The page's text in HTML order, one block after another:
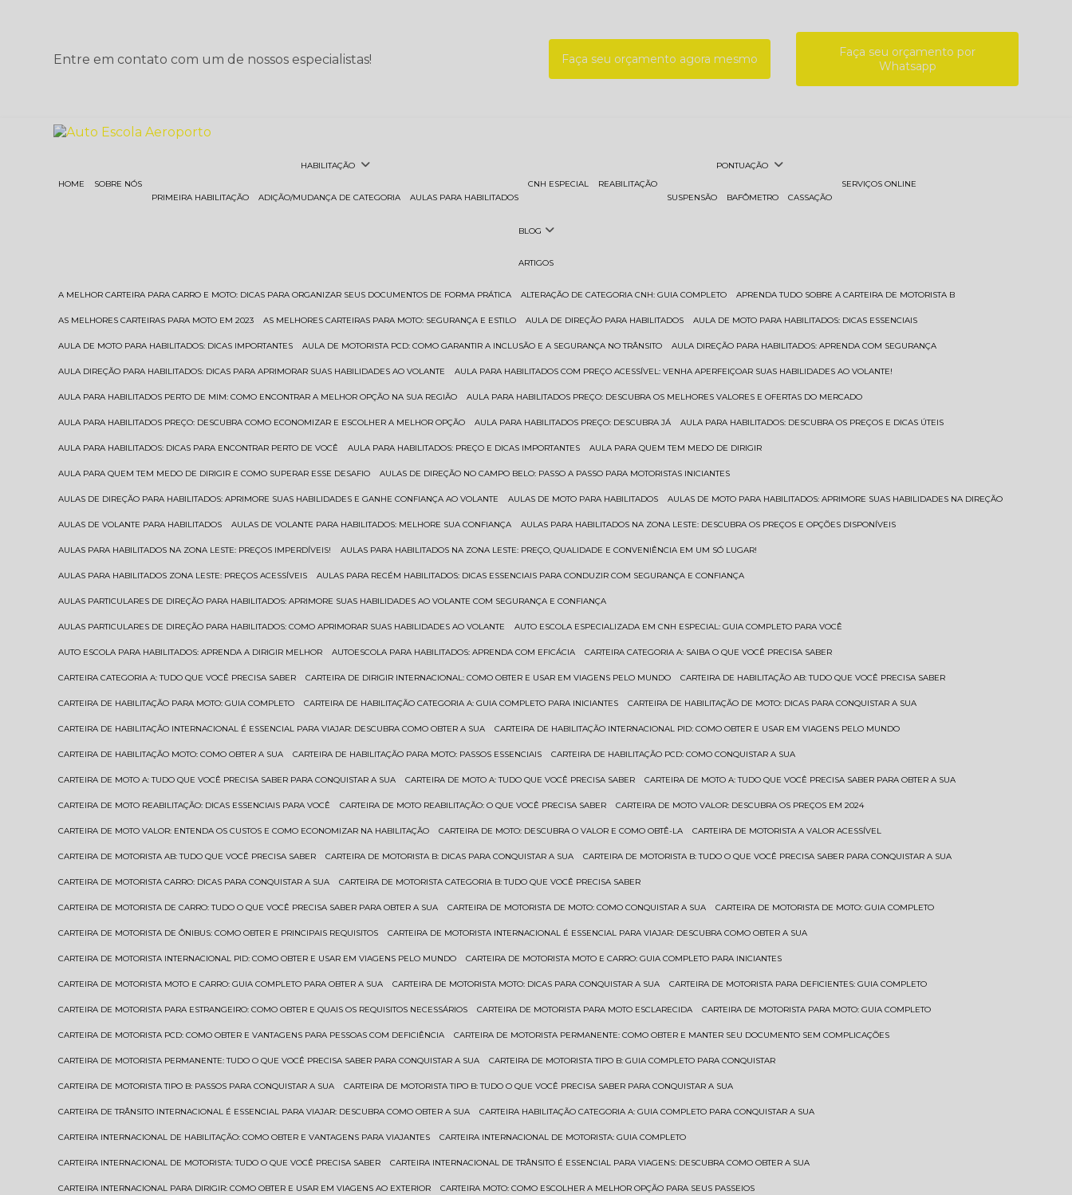
Entre em contato com um de nossos especialistas! Faça seu orçamento agora mesmo
Faça seu orçamento por
Whatsapp
HOME SOBRE NÓS
HABILITAÇÃO
PRIMEIRA HABILITAÇÃO ADIÇÃO/MUDANÇA DE CATEGORIA AULAS PARA HABILITADOS
CNH ESPECIAL REABILITAÇÃO
PONTUAÇÃO
SUSPENSÃO BAFÔMETRO CASSAÇÃO
SERVIÇOS ONLINE
BLOG
ARTIGOS
A MELHOR CARTEIRA PARA CARRO E MOTO: DICAS PARA ORGANIZAR SEUS DOCUMENTOS DE FORMA PRÁTICA ALTERAÇÃO DE CATEGORIA CNH: GUIA COMPLETO APRENDA TUDO SOBRE A CARTEIRA DE MOTORISTA B
AS MELHORES CARTEIRAS PARA MOTO EM 2023 AS MELHORES CARTEIRAS PARA MOTO: SEGURANÇA E ESTILO AULA DE DIREÇÃO PARA HABILITADOS AULA DE MOTO PARA HABILITADOS: DICAS ESSENCIAIS
AULA DE MOTO PARA HABILITADOS: DICAS IMPORTANTES AULA DE MOTORISTA PCD: COMO GARANTIR A INCLUSÃO E A SEGURANÇA NO TRÂNSITO AULA DIREÇÃO PARA HABILITADOS: APRENDA COM SEGURANÇA
AULA DIREÇÃO PARA HABILITADOS: DICAS PARA APRIMORAR SUAS HABILIDADES AO VOLANTE AULA PARA HABILITADOS COM PREÇO ACESSÍVEL: VENHA APERFEIÇOAR SUAS HABILIDADES AO VOLANTE!
AULA PARA HABILITADOS PERTO DE MIM: COMO ENCONTRAR A MELHOR OPÇÃO NA SUA REGIÃO AULA PARA HABILITADOS PREÇO: DESCUBRA OS MELHORES VALORES E OFERTAS DO MERCADO
AULA PARA HABILITADOS PREÇO: DESCUBRA COMO ECONOMIZAR E ESCOLHER A MELHOR OPÇÃO AULA PARA HABILITADOS PREÇO: DESCUBRA JÁ AULA PARA HABILITADOS: DESCUBRA OS PREÇOS E DICAS ÚTEIS
AULA PARA HABILITADOS: DICAS PARA ENCONTRAR PERTO DE VOCÊ AULA PARA HABILITADOS: PREÇO E DICAS IMPORTANTES AULA PARA QUEM TEM MEDO DE DIRIGIR
AULA PARA QUEM TEM MEDO DE DIRIGIR E COMO SUPERAR ESSE DESAFIO AULAS DE DIREÇÃO NO CAMPO BELO: PASSO A PASSO PARA MOTORISTAS INICIANTES
AULAS DE DIREÇÃO PARA HABILITADOS: APRIMORE SUAS HABILIDADES E GANHE CONFIANÇA AO VOLANTE AULAS DE MOTO PARA HABILITADOS AULAS DE MOTO PARA HABILITADOS: APRIMORE SUAS HABILIDADES NA DIREÇÃO
AULAS DE VOLANTE PARA HABILITADOS AULAS DE VOLANTE PARA HABILITADOS: MELHORE SUA CONFIANÇA AULAS PARA HABILITADOS NA ZONA LESTE: DESCUBRA OS PREÇOS E OPÇÕES DISPONÍVEIS
AULAS PARA HABILITADOS NA ZONA LESTE: PREÇOS IMPERDÍVEIS! AULAS PARA HABILITADOS NA ZONA LESTE: PREÇO, QUALIDADE E CONVENIÊNCIA EM UM SÓ LUGAR!
AULAS PARA HABILITADOS ZONA LESTE: PREÇOS ACESSÍVEIS AULAS PARA RECÉM HABILITADOS: DICAS ESSENCIAIS PARA CONDUZIR COM SEGURANÇA E CONFIANÇA
AULAS PARTICULARES DE DIREÇÃO PARA HABILITADOS: APRIMORE SUAS HABILIDADES AO VOLANTE COM SEGURANÇA E CONFIANÇA
AULAS PARTICULARES DE DIREÇÃO PARA HABILITADOS: COMO APRIMORAR SUAS HABILIDADES AO VOLANTE AUTO ESCOLA ESPECIALIZADA EM CNH ESPECIAL: GUIA COMPLETO PARA VOCÊ
AUTO ESCOLA PARA HABILITADOS: APRENDA A DIRIGIR MELHOR AUTOESCOLA PARA HABILITADOS: APRENDA COM EFICÁCIA CARTEIRA CATEGORIA A: SAIBA O QUE VOCÊ PRECISA SABER
CARTEIRA CATEGORIA A: TUDO QUE VOCÊ PRECISA SABER CARTEIRA DE DIRIGIR INTERNACIONAL: COMO OBTER E USAR EM VIAGENS PELO MUNDO CARTEIRA DE HABILITAÇÃO AB: TUDO QUE VOCÊ PRECISA SABER
CARTEIRA DE HABILITAÇÃO PARA MOTO: GUIA COMPLETO CARTEIRA DE HABILITAÇÃO CATEGORIA A: GUIA COMPLETO PARA INICIANTES CARTEIRA DE HABILITAÇÃO DE MOTO: DICAS PARA CONQUISTAR A SUA
CARTEIRA DE HABILITAÇÃO INTERNACIONAL É ESSENCIAL PARA VIAJAR: DESCUBRA COMO OBTER A SUA CARTEIRA DE HABILITAÇÃO INTERNACIONAL PID: COMO OBTER E USAR EM VIAGENS PELO MUNDO
CARTEIRA DE HABILITAÇÃO MOTO: COMO OBTER A SUA CARTEIRA DE HABILITAÇÃO PARA MOTO: PASSOS ESSENCIAIS CARTEIRA DE HABILITAÇÃO PCD: COMO CONQUISTAR A SUA
CARTEIRA DE MOTO A: TUDO QUE VOCÊ PRECISA SABER PARA CONQUISTAR A SUA CARTEIRA DE MOTO A: TUDO QUE VOCÊ PRECISA SABER CARTEIRA DE MOTO A: TUDO QUE VOCÊ PRECISA SABER PARA OBTER A SUA
CARTEIRA DE MOTO REABILITAÇÃO: DICAS ESSENCIAIS PARA VOCÊ CARTEIRA DE MOTO REABILITAÇÃO: O QUE VOCÊ PRECISA SABER CARTEIRA DE MOTO VALOR: DESCUBRA OS PREÇOS EM 2024
CARTEIRA DE MOTO VALOR: ENTENDA OS CUSTOS E COMO ECONOMIZAR NA HABILITAÇÃO CARTEIRA DE MOTO: DESCUBRA O VALOR E COMO OBTÊ-LA CARTEIRA DE MOTORISTA A VALOR ACESSÍVEL
CARTEIRA DE MOTORISTA AB: TUDO QUE VOCÊ PRECISA SABER CARTEIRA DE MOTORISTA B: DICAS PARA CONQUISTAR A SUA CARTEIRA DE MOTORISTA B: TUDO O QUE VOCÊ PRECISA SABER PARA CONQUISTAR A SUA
CARTEIRA DE MOTORISTA CARRO: DICAS PARA CONQUISTAR A SUA CARTEIRA DE MOTORISTA CATEGORIA B: TUDO QUE VOCÊ PRECISA SABER
CARTEIRA DE MOTORISTA DE CARRO: TUDO O QUE VOCÊ PRECISA SABER PARA OBTER A SUA CARTEIRA DE MOTORISTA DE MOTO: COMO CONQUISTAR A SUA CARTEIRA DE MOTORISTA DE MOTO: GUIA COMPLETO
CARTEIRA DE MOTORISTA DE ÔNIBUS: COMO OBTER E PRINCIPAIS REQUISITOS CARTEIRA DE MOTORISTA INTERNACIONAL É ESSENCIAL PARA VIAJAR: DESCUBRA COMO OBTER A SUA
CARTEIRA DE MOTORISTA INTERNACIONAL PID: COMO OBTER E USAR EM VIAGENS PELO MUNDO CARTEIRA DE MOTORISTA MOTO E CARRO: GUIA COMPLETO PARA INICIANTES
CARTEIRA DE MOTORISTA MOTO E CARRO: GUIA COMPLETO PARA OBTER A SUA CARTEIRA DE MOTORISTA MOTO: DICAS PARA CONQUISTAR A SUA CARTEIRA DE MOTORISTA PARA DEFICIENTES: GUIA COMPLETO
CARTEIRA DE MOTORISTA PARA ESTRANGEIRO: COMO OBTER E QUAIS OS REQUISITOS NECESSÁRIOS CARTEIRA DE MOTORISTA PARA MOTO ESCLARECIDA CARTEIRA DE MOTORISTA PARA MOTO: GUIA COMPLETO
CARTEIRA DE MOTORISTA PCD: COMO OBTER E VANTAGENS PARA PESSOAS COM DEFICIÊNCIA CARTEIRA DE MOTORISTA PERMANENTE: COMO OBTER E MANTER SEU DOCUMENTO SEM COMPLICAÇÕES
CARTEIRA DE MOTORISTA PERMANENTE: TUDO O QUE VOCÊ PRECISA SABER PARA CONQUISTAR A SUA CARTEIRA DE MOTORISTA TIPO B: GUIA COMPLETO PARA CONQUISTAR
CARTEIRA DE MOTORISTA TIPO B: PASSOS PARA CONQUISTAR A SUA CARTEIRA DE MOTORISTA TIPO B: TUDO O QUE VOCÊ PRECISA SABER PARA CONQUISTAR A SUA
CARTEIRA DE TRÂNSITO INTERNACIONAL É ESSENCIAL PARA VIAJAR: DESCUBRA COMO OBTER A SUA CARTEIRA HABILITAÇÃO CATEGORIA A: GUIA COMPLETO PARA CONQUISTAR A SUA
CARTEIRA INTERNACIONAL DE HABILITAÇÃO: COMO OBTER E VANTAGENS PARA VIAJANTES CARTEIRA INTERNACIONAL DE MOTORISTA: GUIA COMPLETO
CARTEIRA INTERNACIONAL DE MOTORISTA: TUDO O QUE VOCÊ PRECISA SABER CARTEIRA INTERNACIONAL DE TRÂNSITO É ESSENCIAL PARA VIAGENS: DESCUBRA COMO OBTER A SUA
CARTEIRA INTERNACIONAL PARA DIRIGIR: COMO OBTER E USAR EM VIAGENS AO EXTERIOR CARTEIRA MOTO: COMO ESCOLHER A MELHOR OPÇÃO PARA SEUS PASSEIOS